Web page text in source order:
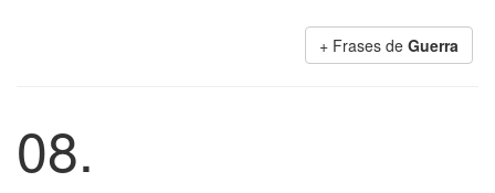
+ Frases de Guerra
08.